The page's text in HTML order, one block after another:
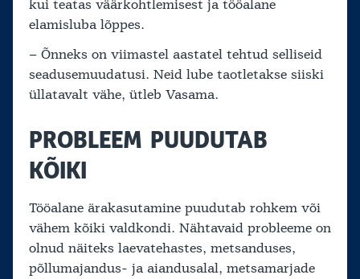
kui teatas väärkohtlemisest ja tööalane
elamisluba lõppes.
– Õnneks on viimastel aastatel tehtud selliseid
seadusemuudatusi. Neid lube taotletakse siiski
üllatavalt vähe, ütleb Vasama.
PROBLEEM PUUDUTAB
KÕIKI
Tööalane ärakasutamine puudutab rohkem või
vähem kõiki valdkondi. Nähtavaid probleeme on
olnud näiteks laevatehastes, metsanduses,
põllumajandus- ja aiandusalal, metsamarjade